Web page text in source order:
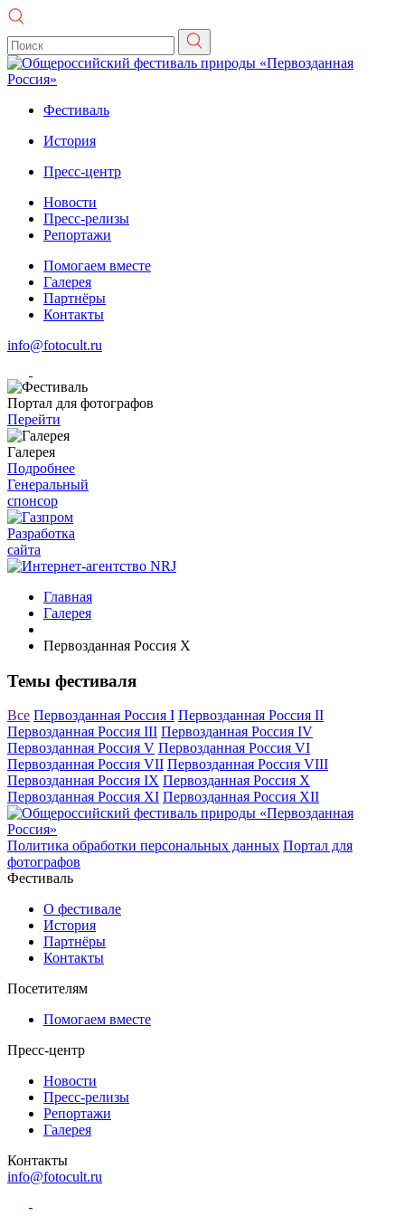
Фестиваль
История
Пресс-центр
Новости
Пресс-релизы
Репортажи
Помогаем вместе
Галерея
Партнёры
Контакты
info@fotocult.ru
Портал для фотографов
Перейти
Галерея
Подробнее
Генеральный
спонсор
Разработка
сайта
Главная
Галерея
Первозданная Россия X
Темы фестиваля
Все Первозданная Россия I Первозданная Россия II
Первозданная Россия III Первозданная Россия IV
Первозданная Россия V Первозданная Россия VI
Первозданная Россия VII Первозданная Россия VIII
Первозданная Россия IX Первозданная Россия X
Первозданная Россия XI Первозданная Россия XII
Политика обработки персональных данных Портал для
фотографов
Фестиваль
О фестивале
История
Партнёры
Контакты
Посетителям
Помогаем вместе
Пресс-центр
Новости
Пресс-релизы
Репортажи
Галерея
Контакты
info@fotocult.ru